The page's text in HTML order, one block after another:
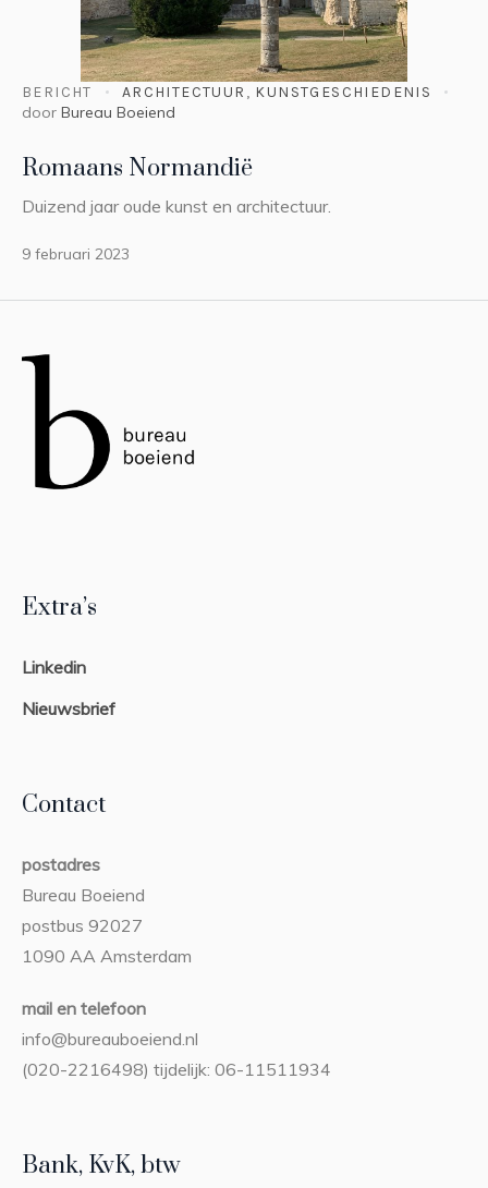
BERICHT ARCHITECTUUR , KUNSTGESCHIEDENIS
door Bureau Boeiend
Romaans Normandië
Duizend jaar oude kunst en architectuur.
9 februari 2023
Extra’s
Linkedin
Nieuwsbrief
Contact
postadres
Bureau Boeiend
postbus 92027
1090 AA Amsterdam
mail en telefoon
info@bureauboeiend.nl
(020-2216498) tijdelijk: 06-11511934
Bank, KvK, btw